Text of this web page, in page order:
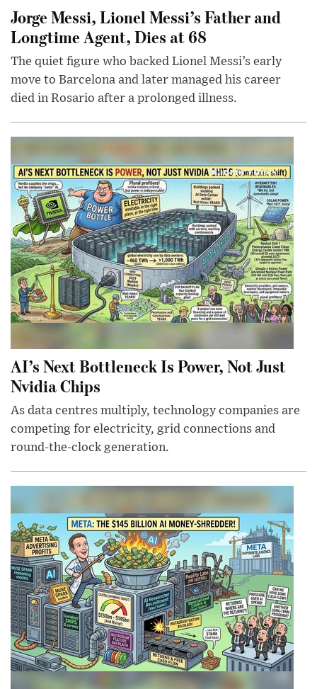
Jorge Messi, Lionel Messi’s Father and
Longtime Agent, Dies at 68
The quiet figure who backed Lionel Messi’s early
move to Barcelona and later managed his career
died in Rosario after a prolonged illness.
AI’s Next Bottleneck Is Power, Not Just
Nvidia Chips
As data centres multiply, technology companies are
competing for electricity, grid connections and
round-the-clock generation.